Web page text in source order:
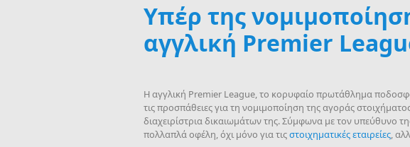
Υπέρ της
αγγλική Premier
Η αγγλική Premier League, το κορυφαίο πρωτάθλημα
τις προσπάθειες για τη νομιμοποίηση της αγοράς
διαχειρίστρια δικαιωμάτων της. Σύμφωνα με τον υπεύθυνο
πολλαπλά οφέλη, όχι μόνο για τιςστοιχηματικές εταιρείες,